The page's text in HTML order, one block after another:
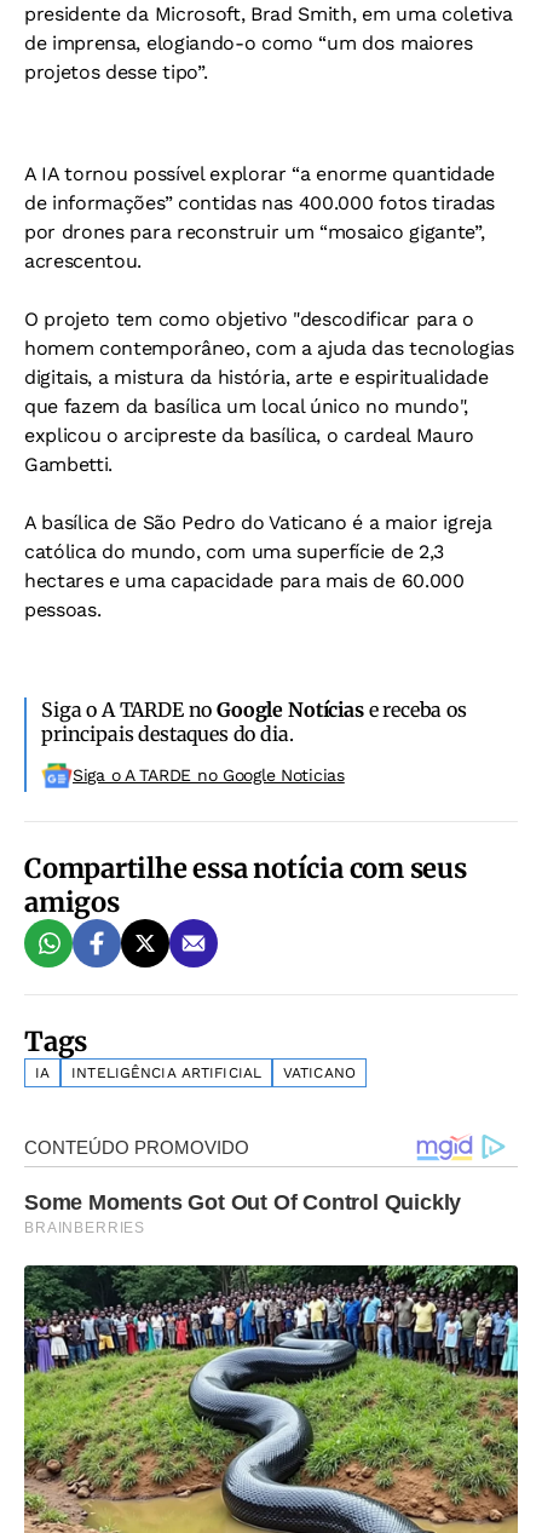
presidente da Microsoft, Brad Smith, em uma coletiva
de imprensa, elogiando-o como “um dos maiores
projetos desse tipo”.
A IA tornou possível explorar “a enorme quantidade
de informações” contidas nas 400.000 fotos tiradas
por drones para reconstruir um “mosaico gigante”,
acrescentou.
O projeto tem como objetivo "descodificar para o
homem contemporâneo, com a ajuda das tecnologias
digitais, a mistura da história, arte e espiritualidade
que fazem da basílica um local único no mundo",
explicou o arcipreste da basílica, o cardeal Mauro
Gambetti.
A basílica de São Pedro do Vaticano é a maior igreja
católica do mundo, com uma superfície de 2,3
hectares e uma capacidade para mais de 60.000
pessoas.
Siga o A TARDE noGoogle Notíciase receba os
principais destaques do dia.
Siga o A TARDE no Google Noticias
Compartilhe essa notícia com seus
amigos
Tags
IA INTELIGÊNCIA ARTIFICIAL VATICANO